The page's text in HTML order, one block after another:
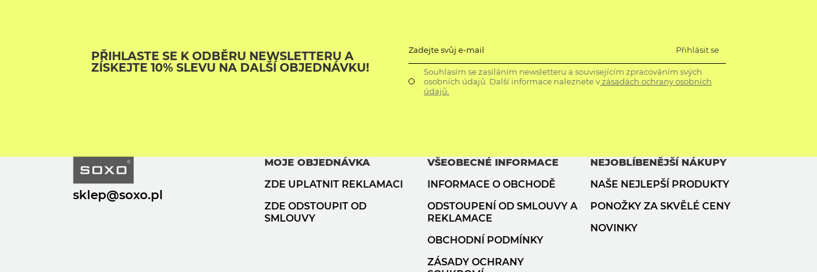
PŘIHLASTE SE K ODBĚRU NEWSLETTERU A
ZÍSKEJTE 10% SLEVU NA DALŠÍ OBJEDNÁVKU!
Zadejte svůj e-mail Přihlásit se
Souhlasím se zasíláním newsletteru a souvisejícím zpracováním svých
osobních údajů. Další informace naleznete vzásadách ochrany osobních
údajů.
sklep@soxo.pl
MOJE OBJEDNÁVKA
ZDE UPLATNIT REKLAMACI
ZDE ODSTOUPIT OD
SMLOUVY
VŠEOBECNÉ INFORMACE
INFORMACE O OBCHODĚ
ODSTOUPENÍ OD SMLOUVY A
REKLAMACE
OBCHODNÍ PODMÍNKY
ZÁSADY OCHRANY
NEJOBLÍBENĚJŠÍ NÁKUPY
NAŠE NEJLEPŠÍ PRODUKTY
PONOŽKY ZA SKVĚLÉ CENY
NOVINKY